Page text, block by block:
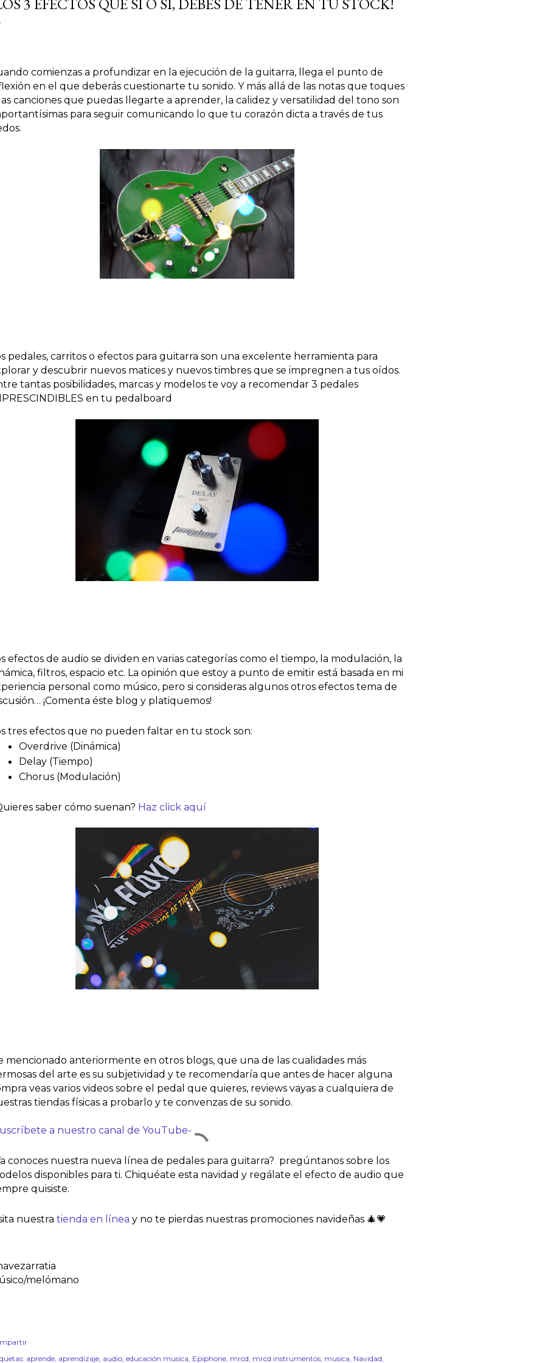
3 EFECTOS QUE SÍ O SÍ, DEBES DE TENER EN TU STOCK!
comienzas a profundizar en la ejecución de la guitarra, llega el punto de
en el que deberás cuestionarte tu sonido. Y más allá de las notas que toques
canciones que puedas llegarte a aprender, la calidez y versatilidad del tono son
para seguir comunicando lo que tu corazón dicta a través de tus
pedales, carritos o efectos para guitarra son una excelente herramienta para
y descubrir nuevos matices y nuevos timbres que se impregnen a tus oídos.
tantas posibilidades, marcas y modelos te voy a recomendar 3 pedales
en tu pedalboard
efectos de audio se dividen en varias categorías como el tiempo, la modulación, la
filtros, espacio etc. La opinión que estoy a punto de emitir está basada en mi
personal como músico, pero si consideras algunos otros efectos tema de
¡Comenta éste blog y platiquemos!
tres efectos que no pueden faltar en tu stock son:
Overdrive (Dinámica)
Delay (Tiempo)
Chorus (Modulación)
saber cómo suenan? Haz click aquí
mencionado anteriormente en otros blogs, que una de las cualidades más
del arte es su subjetividad y te recomendaría que antes de hacer alguna
veas varios videos sobre el pedal que quieres, reviews vayas a cualquiera de
tiendas físicas a probarlo y te convenzas de su sonido.
a nuestro canal de YouTube-
conoces nuestra nueva línea de pedales para guitarra?  pregúntanos sobre los
disponibles para ti. Chiquéate esta navidad y regálate el efecto de audio que
quisiste.
nuestra tienda en línea y no te pierdas nuestras promociones navideñas 🎄💗
melómano
aprende aprendizaje audio educación musica Epiphone mrcd mrcd instrumentos musica Navidad